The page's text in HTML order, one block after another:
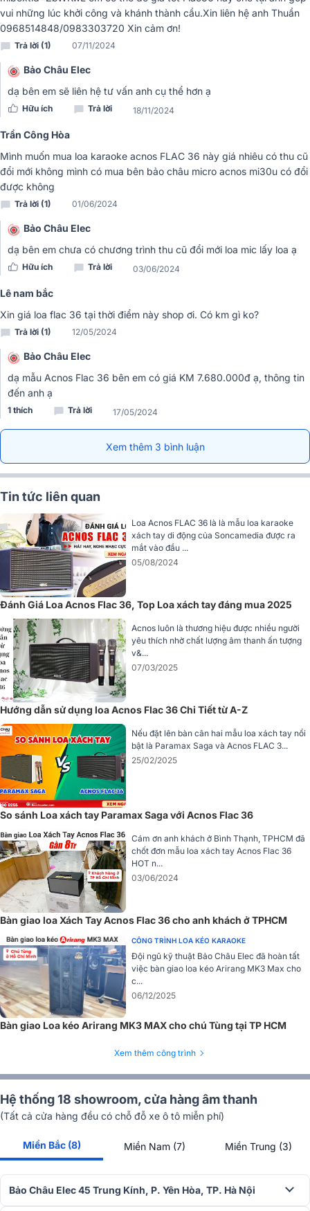
Kiểu dáng nhỏ gọn – tính di động cao
Loa karaoke di độngAcnos Flac 36 được thiết kế với kích thước
hợp lý (500 x 270 x 280 mm), giúp tối ưu không gian mà vẫn đảm
bảo hiệu suất hoạt động mạnh mẽ. Trọng lượng 17.2kg cho thấy sự
chắc chắn và độ bền trong kết cấu. Đồng thời vẫn đủ linh hoạt để
mang theo trong các chuyến đi xa. Loa được tích hợp sẵn một quai
xách bằng chất liệu da mềm dẻo, vừa tạo cảm giác thoải mái khi
cầm nắm, vừa tăng thêm tính tiện dụng khi di chuyển.
Vật liệu cao cấp – phong cách cổ điển sang trọng
Toàn bộ phần thùng loa được chế tác từ gỗ cao cấp, giúp nâng cao
chất lượng âm thanh cũng như độ bền của sản phẩm. Bên ngoài
được bọc lớp da nhân tạo tinh tế, mang đậm phong cách thiết kế cổ
điển đặc trưng của thương hiệu Acnos. Sự kết hợp giữa vật liệu
truyền thống và nét hiện đại trong từng đường nét tạo nên vẻ ngoài
sang trọng, khác biệt so với các mẫu loa xách tay phổ thông.
Chi tiết bảo vệ kỹ lưỡng – an toàn cho linh kiện bên trong
Phần mặt trước của loa được trang bị tấm ê căng chắc chắn; có
chức năng bảo vệ hệ thống loa bên trong khỏi bụi bẩn và va chạm
trong quá trình sử dụng hoặc di chuyển. Thiết kế này không chỉ
đảm bảo độ bền cho sản phẩm mà còn tăng tính thẩm mỹ cho tổng
thể loa.
Chân đế chống rung – vận hành êm ái, ổn định
Bốn chân đế của loa được trang bị lớp đệm cao su mềm, có tác
dụng giảm thiểu rung chấn trong quá trình vận hành và hạn chế trầy
xước bề mặt tiếp xúc. Thiết kế này góp phần duy trì sự ổn định của
âm thanh. Đồng thời đảm bảo an toàn cho loa trong suốt quá trình
sử dụng.
vui những lúc khởi công và khánh thành cầu.Xin liên hệ anh Thuần
0968514848/0983303720 Xin cảm ơn!
Trả lời (1) 07/11/2024
Bảo Châu Elec
dạ bên em sẽ liên hệ tư vấn anh cụ thể hơn ạ
Hữu ích Trả lời 18/11/2024
Trần Công Hòa
Mình muốn mua loa karaoke acnos FLAC 36 này giá nhiêu có thu cũ
đổi mới không mình có mua bên bảo châu micro acnos mi30u có đổi
được không
Trả lời (1) 01/06/2024
Bảo Châu Elec
dạ bên em chưa có chương trình thu cũ đổi mới loa mic lấy loa ạ
Hữu ích Trả lời 03/06/2024
Lê nam bắc
Xin giá loa flac 36 tại thời điểm này shop ơi. Có km gì ko?
Trả lời (1) 12/05/2024
Bảo Châu Elec
dạ mẫu Acnos Flac 36 bên em có giá KM 7.680.000đ ạ, thông tin
đến anh ạ
1 thích Trả lời 17/05/2024
Xem thêm 3 bình luận
Tin tức liên quan
Loa Acnos FLAC 36 là là mẫu loa karaoke
xách tay di động của Soncamedia được ra
mắt vào đầu ...
05/08/2024
Đánh Giá Loa Acnos Flac 36, Top Loa xách tay đáng mua 2025
Acnos luôn là thương hiệu được nhiều người
yêu thích nhờ chất lượng âm thanh ấn tượng
v&...
07/03/2025
Hướng dẫn sử dụng loa Acnos Flac 36 Chi Tiết từ A-Z
Nếu đặt lên bàn cân hai mẫu loa xách tay nổi
bật là Paramax Saga và Acnos FLAC 3...
25/02/2025
So sánh Loa xách tay Paramax Saga với Acnos Flac 36
Cám ơn anh khách ở Bình Thạnh, TPHCM đã
chốt đơn mẫu loa xách tay Acnos Flac 36
HOT n...
03/06/2024
Bàn giao loa Xách Tay Acnos Flac 36 cho anh khách ở TPHCM
CÔNG TRÌNH LOA KÉO KARAOKE
Đội ngũ kỹ thuật Bảo Châu Elec đã hoàn tất
việc bàn giao loa kéo Arirang MK3 Max cho
c...
06/12/2025
Bàn giao Loa kéo Arirang MK3 MAX cho chú Tùng tại TP HCM
Xem thêm công trình
Hệ thống 18 showroom, cửa hàng âm thanh
(Tất cả cửa hàng đều có chỗ đỗ xe ô tô miễn phí)
Miền Bắc (8) Miền Nam (7) Miền Trung (3)
Bảo Châu Elec 45 Trung Kính, P. Yên Hòa, TP. Hà Nội